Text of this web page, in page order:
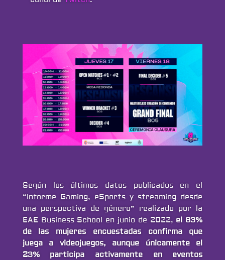
Según los últimos datos publicados en el
“Informe Gaming, eSports y streaming desde
una perspectiva de género” realizado por la
EAE Business School en junio de 2022, el 83%
de las mujeres encuestadas confirma que
juega a videojuegos, aunque únicamente el
23% participa activamente en eventos